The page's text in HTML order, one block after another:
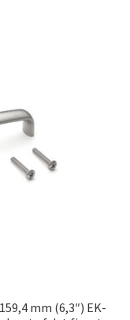
mm (6,3″) EK-